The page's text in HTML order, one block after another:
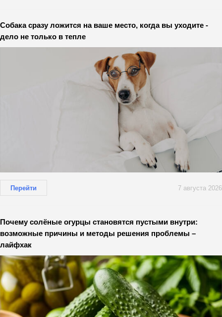
Собака сразу ложится на ваше место, когда вы уходите -
дело не только в тепле
Перейти 7 августа 2026
Почему солёные огурцы становятся пустыми внутри:
возможные причины и методы решения проблемы –
лайфхак